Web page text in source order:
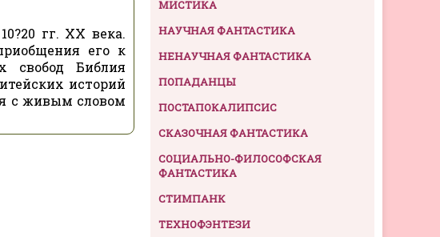
гг. ХХ века.
его к
свобод Библия
историй
с живым словом
МИСТИКА
НАУЧНАЯ ФАНТАСТИКА
НЕНАУЧНАЯ ФАНТАСТИКА
ПОПАДАНЦЫ
ПОСТАПОКАЛИПСИС
СКАЗОЧНАЯ ФАНТАСТИКА
СОЦИАЛЬНО-ФИЛОСОФСКАЯ
ФАНТАСТИКА
СТИМПАНК
ТЕХНОФЭНТЕЗИ